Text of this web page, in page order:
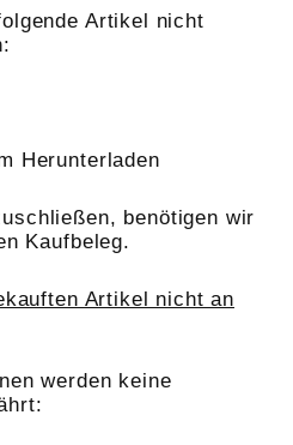
Artikel nicht
Herunterladen
benötigen wir
Kaufbeleg.
Artikel nicht an
werden keine